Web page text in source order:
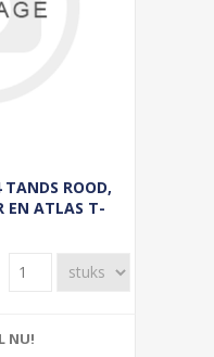
TANDS ROOD,
EN ATLAS T-
NU!